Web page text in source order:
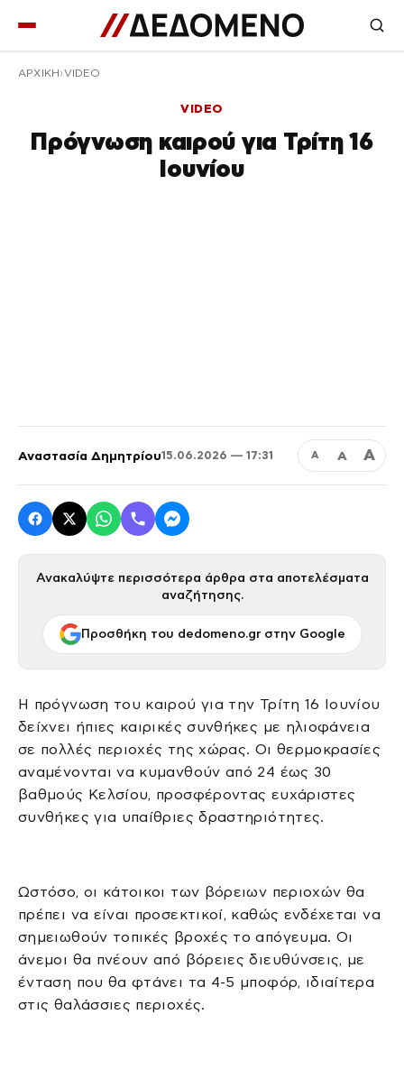
ΑΡΧΙΚΉ VIDEO
VIDEO
Πρόγνωση καιρού για Τρίτη 16
Ιουνίου
Αναστασία Δημητρίου15.06.2026 — 17:31 Α Α Α
Ανακαλύψτε περισσότερα άρθρα στα αποτελέσματα
αναζήτησης.
Προσθήκη του dedomeno.gr στην Google
Η πρόγνωση του καιρού για την Τρίτη 16 Ιουνίου
δείχνει ήπιες καιρικές συνθήκες με ηλιοφάνεια
σε πολλές περιοχές της χώρας. Οι θερμοκρασίες
αναμένονται να κυμανθούν από 24 έως 30
βαθμούς Κελσίου, προσφέροντας ευχάριστες
συνθήκες για υπαίθριες δραστηριότητες.
Ωστόσο, οι κάτοικοι των βόρειων περιοχών θα
πρέπει να είναι προσεκτικοί, καθώς ενδέχεται να
σημειωθούν τοπικές βροχές το απόγευμα. Οι
άνεμοι θα πνέουν από βόρειες διευθύνσεις, με
ένταση που θα φτάνει τα 4-5 μποφόρ, ιδιαίτερα
στις θαλάσσιες περιοχές.